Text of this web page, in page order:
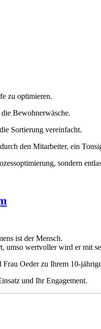
zu optimieren.
Bewohnerwäsche.
Sortierung vereinfacht.
den Mitarbeiter, ein
sondern
ist der Mensch.
umso wertvoller wird er mit
Oeder zu Ihrem 10-
und Ihr Engagement.